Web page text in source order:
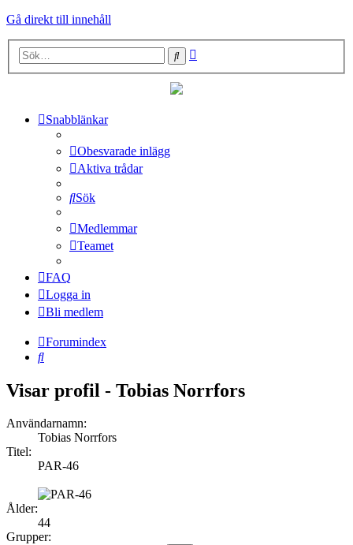
Gå direkt till innehåll
Sök
Snabblänkar
Obesvarade inlägg
Aktiva trådar
Sök
Medlemmar
Teamet
FAQ
Logga in
Bli medlem
Forumindex
Sök
Visar profil - Tobias Norrfors
Användarnamn:
Tobias Norrfors
Titel:
PAR-46
Ålder:
44
Grupper: